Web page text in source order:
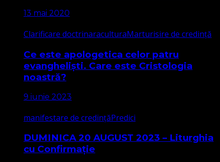
13 mai 2020
Clarificare doctrinaraculturaMarturisire de credință
Ce este apologetica celor patru
evangheliști. Care este Cristologia
noastră?
9 iunie 2023
manifestare de credințăPredici
DUMINICA 20 AUGUST 2023 – Liturghia
cu Confirmație